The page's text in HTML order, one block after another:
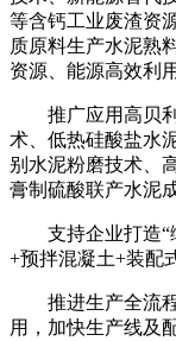
等含钙工业废渣资
质原料生产水泥熟
资源、能源高效利
推广应用高贝利
术、低热硅酸盐水
别水泥粉磨技术、
膏制硫酸联产水泥
支持企业打造“
+预拌混凝土+装配
推进生产全流程
用，加快生产线及